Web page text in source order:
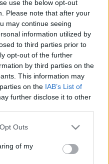
use the below opt-out
Please note that after your
may continue seeing
information utilized by
to third parties prior to
opt-out of the further
by third parties on the
This information may
on the IAB’s List of
further disclose it to other
uses one or more Google
You may click to
and its third-party tags to
Outs
of my
eső a Duna vízgyűjtőjére
az 5. blokk új